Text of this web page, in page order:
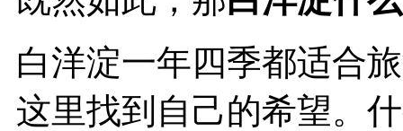
白洋淀一年四季都适合
这里找到自己的希望。